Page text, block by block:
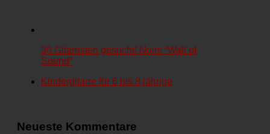
30 Gitarristen gesucht! Noirs “Wall of
Sound”
Kindergitarre für 6 bis 8 jährige
Neueste Kommentare